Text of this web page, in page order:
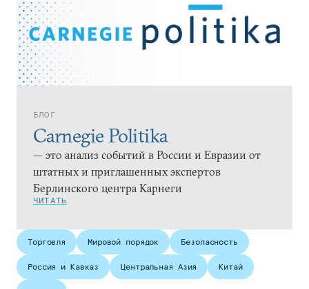
БЛОГ
Carnegie Politika
— это анализ событий в России и Евразии от
штатных и приглашенных экспертов
Берлинского центра Карнеги
ЧИТАТЬ
Торговля Мировой порядок Безопасность
Россия и Кавказ Центральная Азия Китай